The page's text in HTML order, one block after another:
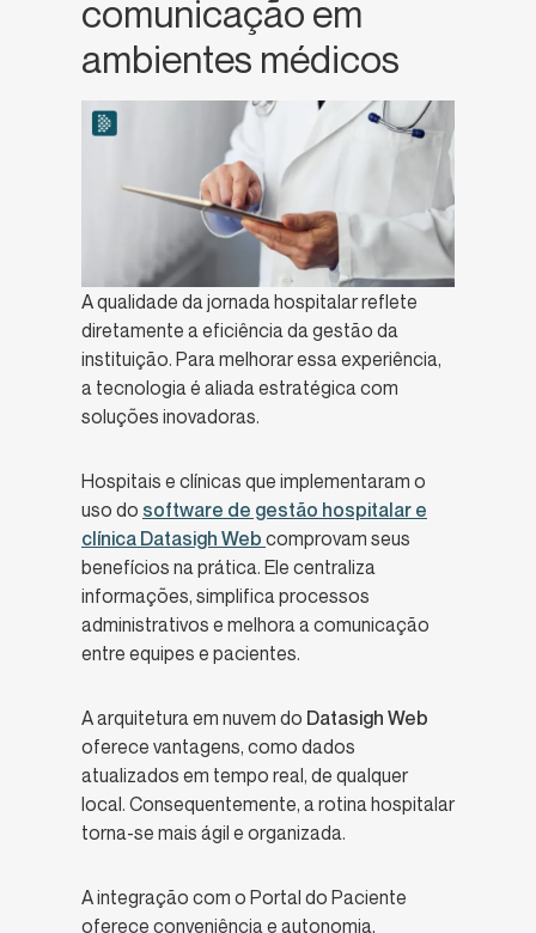
comunicação em
ambientes médicos
A qualidade da jornada hospitalar reflete
diretamente a eficiência da gestão da
instituição. Para melhorar essa experiência,
a tecnologia é aliada estratégica com
soluções inovadoras.
Hospitais e clínicas que implementaram o
uso do software de gestão hospitalar e
clínica Datasigh Web comprovam seus
benefícios na prática. Ele centraliza
informações, simplifica processos
administrativos e melhora a comunicação
entre equipes e pacientes.
A arquitetura em nuvem do Datasigh Web
oferece vantagens, como dados
atualizados em tempo real, de qualquer
local. Consequentemente, a rotina hospitalar
torna-se mais ágil e organizada.
A integração com o Portal do Paciente
oferece conveniência e autonomia,